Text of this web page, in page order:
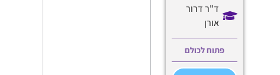
ד"ר דרור
אורן
פתוח לכולם